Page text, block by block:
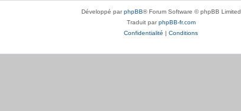
Développé parphpBB® Forum Software © phpBB Limited
Traduit parphpBB-fr.com
Confidentialité | Conditions